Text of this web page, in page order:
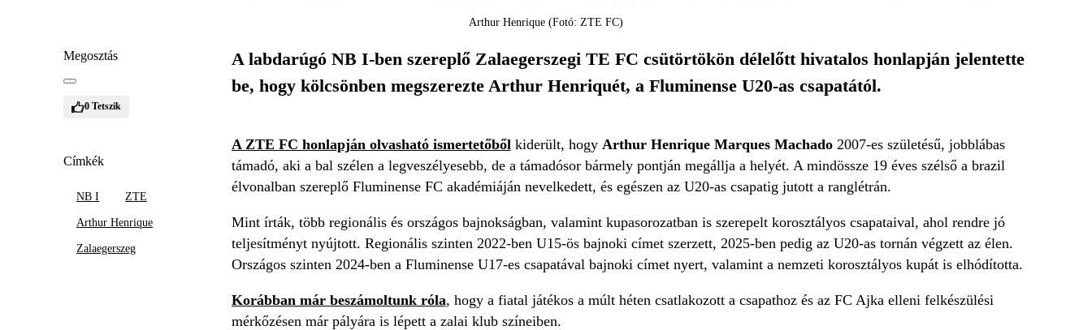
Arthur Henrique (Fotó: ZTE FC)
Megosztás
0 Tetszik
Címkék
NB I ZTE
Arthur Henrique
Zalaegerszeg
A labdarúgó NB I-ben szereplő Zalaegerszegi TE FC csütörtökön délelőtt hivatalos honlapján jelentette
be, hogy kölcsönben megszerezte Arthur Henriquét, a Fluminense U20-as csapatától.
A ZTE FC honlapján olvasható ismertetőből kiderült, hogy Arthur Henrique Marques Machado 2007-es születésű, jobblábas
támadó, aki a bal szélen a legveszélyesebb, de a támadósor bármely pontján megállja a helyét. A mindössze 19 éves szélső a brazil
élvonalban szereplő Fluminense FC akadémiáján nevelkedett, és egészen az U20-as csapatig jutott a ranglétrán.
Mint írták, több regionális és országos bajnokságban, valamint kupasorozatban is szerepelt korosztályos csapataival, ahol rendre jó
teljesítményt nyújtott. Regionális szinten 2022-ben U15-ös bajnoki címet szerzett, 2025-ben pedig az U20-as tornán végzett az élen.
Országos szinten 2024-ben a Fluminense U17-es csapatával bajnoki címet nyert, valamint a nemzeti korosztályos kupát is elhódította.
Korábban már beszámoltunk róla, hogy a fiatal játékos a múlt héten csatlakozott a csapathoz és az FC Ajka elleni felkészülési
mérkőzésen már pályára is lépett a zalai klub színeiben.